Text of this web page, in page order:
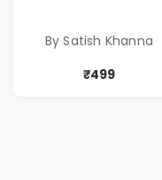
by Satish Khanna |
Pre - Order
By Satish Khanna
₹499